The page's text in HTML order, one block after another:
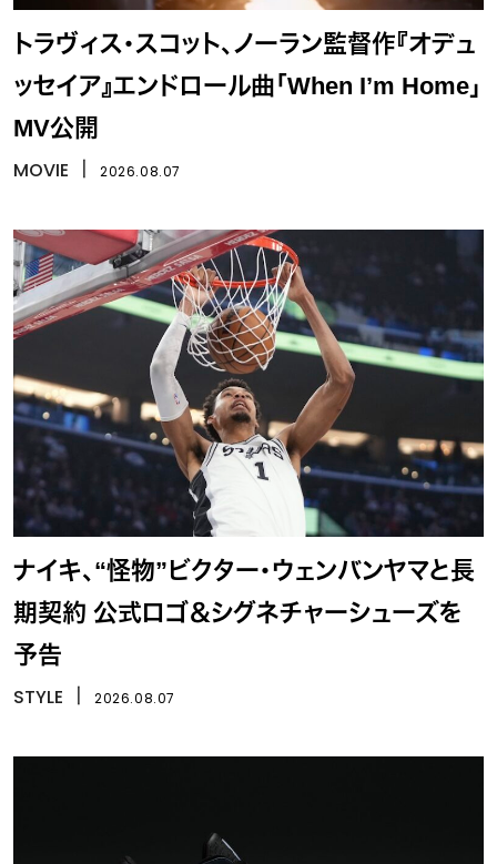
トラヴィス・スコット、ノーラン監督作『オデュ
ッセイア』エンドロール曲「When I’m Home」
MV公開
MOVIE 2026.08.07
ナイキ、“怪物”ビクター・ウェンバンヤマと長
期契約 公式ロゴ＆シグネチャーシューズを
予告
STYLE 2026.08.07